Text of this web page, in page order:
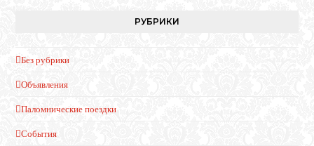
РУБРИКИ
Без рубрики
Объявления
Паломнические поездки
События